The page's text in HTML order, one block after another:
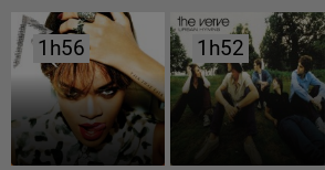
1h56
1h56 1h52
1h52